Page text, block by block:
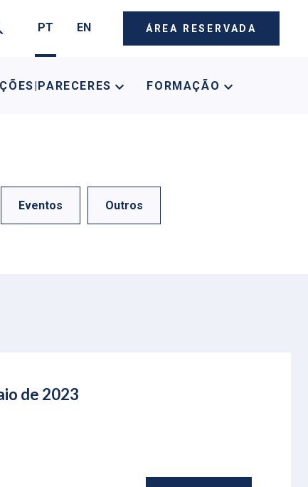
PT EN ÁREA RESERVADA
FORMAÇÃO
Eventos Outros
de 2023